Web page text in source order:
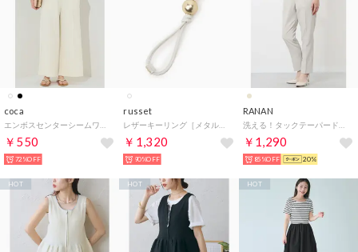
coca
￥550
72%OFF
russet
￥1,320
90%OFF
RANAN
￥1,290
85%OFF 20%
HOT HOT HOT